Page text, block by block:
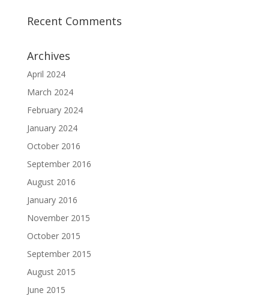
Recent Comments
Archives
April 2024
March 2024
February 2024
January 2024
October 2016
September 2016
August 2016
January 2016
November 2015
October 2015
September 2015
August 2015
June 2015